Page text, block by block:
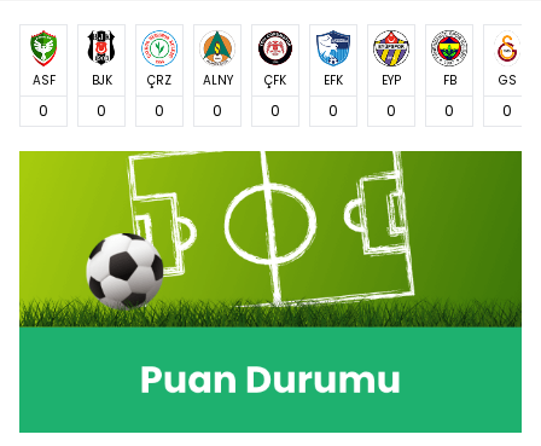
ASF
0
BJK
0
ÇRZ
0
ALNY
0
ÇFK
0
EFK
0
EYP
0
FB
0
GS
0